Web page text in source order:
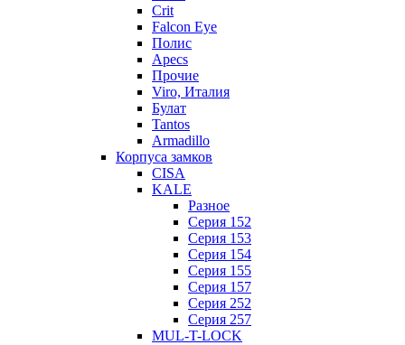
Crit
Falcon Eye
Полис
Apecs
Прочие
Viro, Италия
Булат
Tantos
Armadillo
Корпуса замков
CISA
KALE
Разное
Серия 152
Серия 153
Серия 154
Серия 155
Серия 157
Серия 252
Серия 257
MUL-T-LOCK